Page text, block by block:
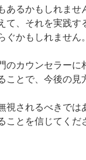
あるかもしれま
て、それを実践
かもしれません。
カウンセラー
とで、今後の見
されるべきで
とを信じてく